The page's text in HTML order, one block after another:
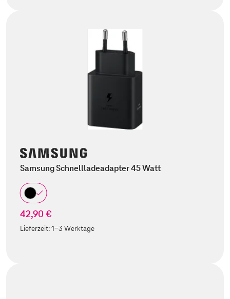
Samsung Schnellladeadapter 45 Watt
42,90 €
Lieferzeit:1-3 Werktage